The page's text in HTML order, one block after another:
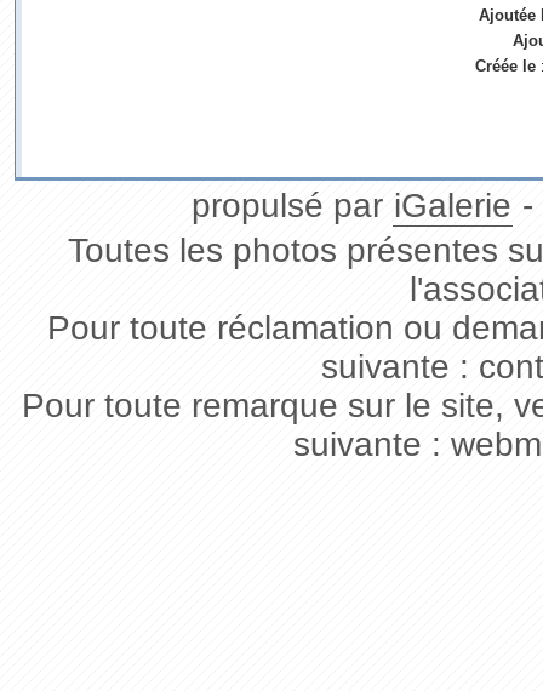
Ajoutée
Créée le
propulsé par iGalerie -
Toutes les photos présentes
Pour toute réclamation ou
suivante :
Pour toute remarque sur le site,
suivante :